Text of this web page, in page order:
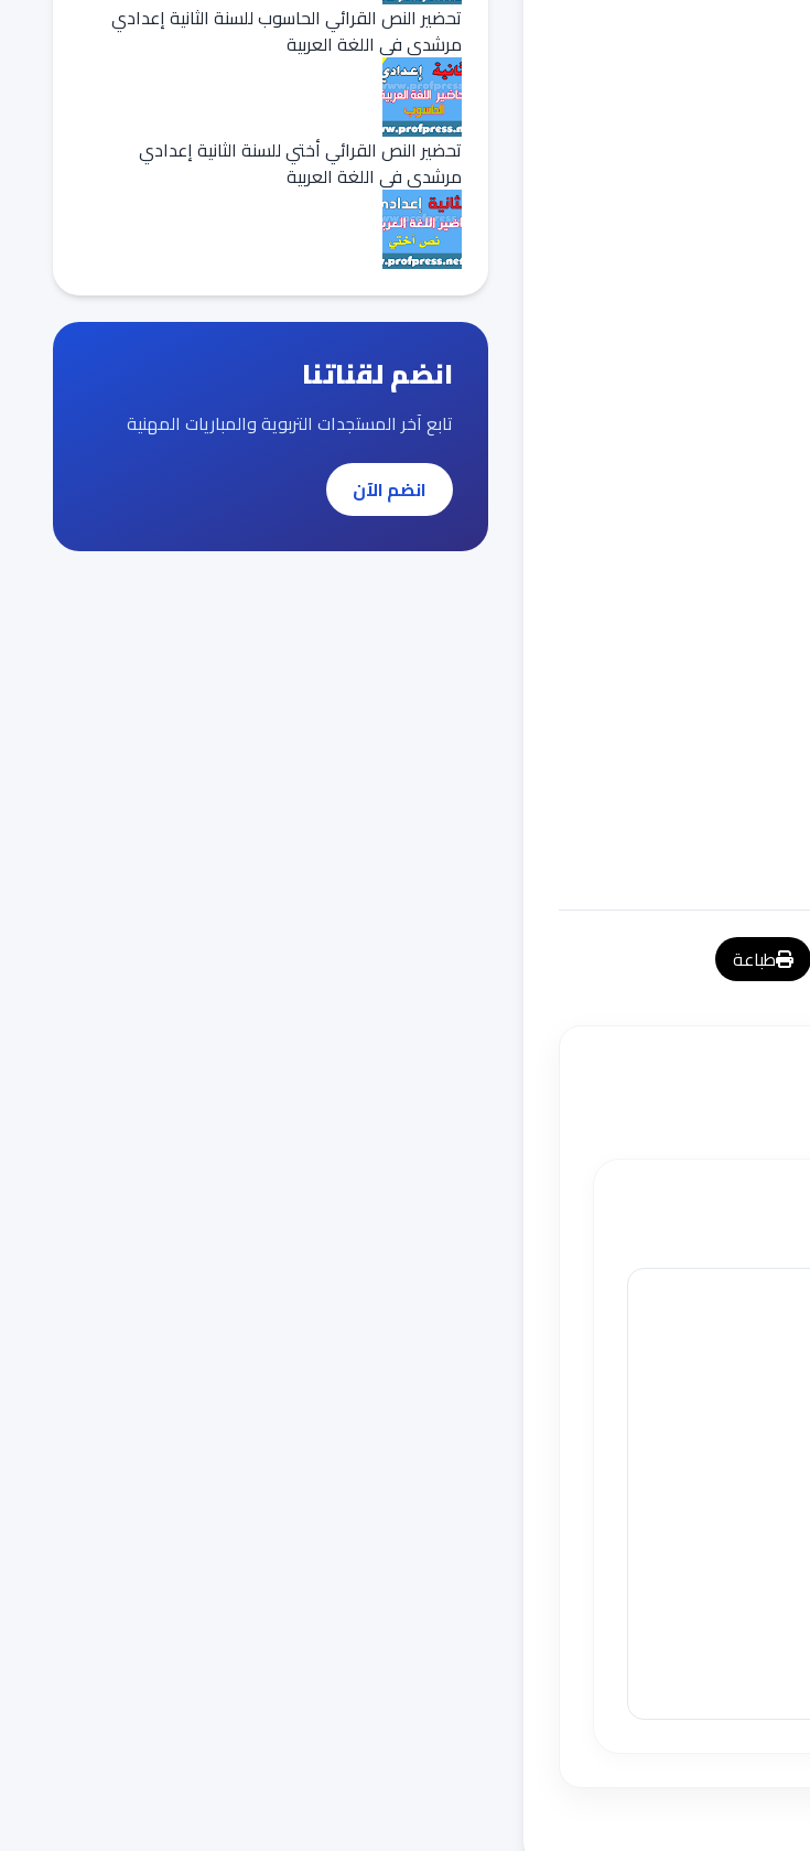
طباعة
تحضير النص القرائي الحاسوب للسنة الثانية إعدادي
مرشدي في اللغة العربية
تحضير النص القرائي أختي للسنة الثانية إعدادي
مرشدي في اللغة العربية
انضم لقناتنا
تابع آخر المستجدات التربوية والمباريات المهنية
انضم الآن